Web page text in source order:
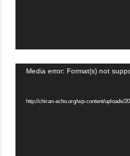
Media error: Format(s) not